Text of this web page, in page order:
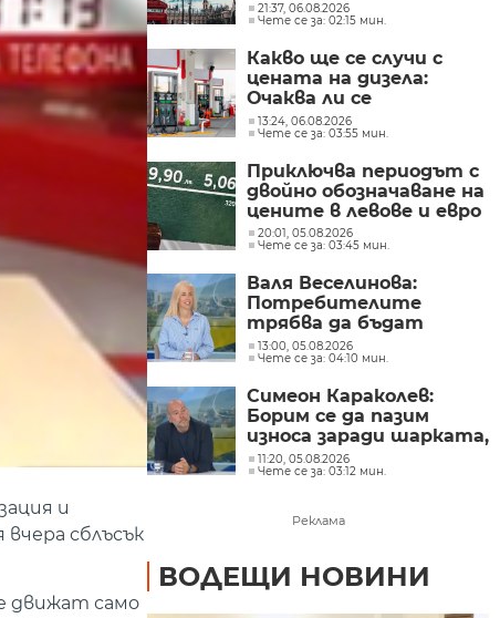
и
сблъсък
движат само
на „Уорнър Брос
Дискавъри“ от
„Парамаунт“ за 110
млрд. долара
21:37, 06.08.2026
Чете се за: 02:15 мин.
Какво ще се случи с
цената на дизела:
Очаква ли се
поевтиняване или нов
ръст?
13:24, 06.08.2026
Чете се за: 03:55 мин.
Приключва периодът с
двойно обозначаване на
цените в левове и евро
20:01, 05.08.2026
Чете се за: 03:45 мин.
Валя Веселинова:
Потребителите
трябва да бъдат
разумни, да не се
подлъгват по ниската
13:00, 05.08.2026
Чете се за: 04:10 мин.
Симеон Караколев:
Борим се да пазим
износа заради шарката,
а продаваме навън
сиренето по 6 евро,
18 евро
11:20, 05.08.2026
Чете се за: 03:12 мин.
Реклама
ВОДЕЩИ НОВИНИ